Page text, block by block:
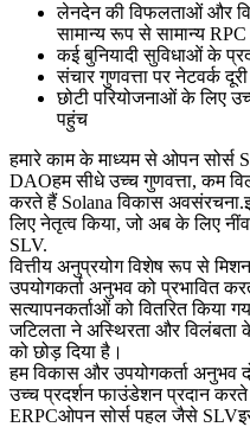
लेनदेन की विफलताओं और
सामान्य रूप से सामान्य RPC
कई बुनियादी सुविधाओं के
संचार गुणवत्ता पर नेटवर्क
छोटी परियोजनाओं के लिए
पहुंच
हमारे काम के माध्यम से ओपन सोर्स
DAOहम सीधे उच्च गुणवत्ता, कम
करते हैं Solana विकास
लिए नेतृत्व किया, जो अब के लिए
SLV.
वित्तीय अनुप्रयोग विशेष रूप से
उपयोगकर्ता अनुभव को प्रभावित
सत्यापनकर्ताओं को वितरित किया
जटिलता ने अस्थिरता और विलंबता
को छोड़ दिया है।
हम विकास और उपयोगकर्ता अनुभव
उच्च प्रदर्शन फाउंडेशन प्रदान करते
ERPCओपन सोर्स पहल जैसे